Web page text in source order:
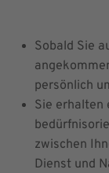
Sobald Sie
persönlich
Sie erhalten
zwischen
Dienst und